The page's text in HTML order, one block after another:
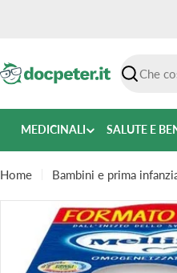
Ricerca
MEDICINALI SALUTE E
Home Bambini e prima
informazioni